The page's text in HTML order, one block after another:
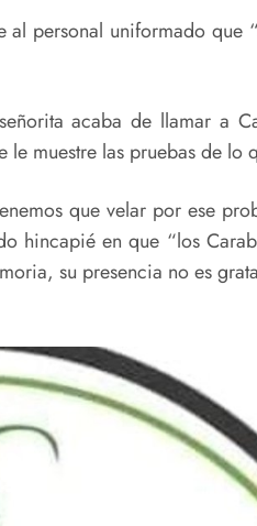
personal uniformado que
acaba de llamar a
muestre las pruebas de lo
que velar por ese
hincapié en que “los
su presencia no es